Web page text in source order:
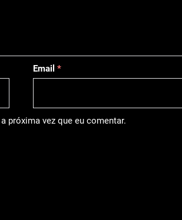
Email*
próxima vez que eu comentar.